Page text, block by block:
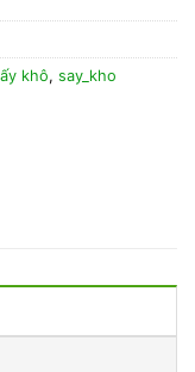
khô, say_kho